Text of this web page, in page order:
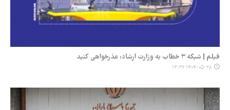
فیلم | شبکه ۳ خطاب به وزارت ارشاد: عذرخواهی کنید
۱۴۰۴-۰۵-۲۸ ۱۳:۳۷